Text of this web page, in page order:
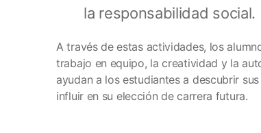
la responsabilidad social.
A través de estas actividades, los
trabajo en equipo, la creatividad y la
ayudan a los estudiantes a descubrir
influir en su elección de carrera futura.